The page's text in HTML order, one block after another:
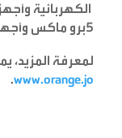
برو ماكس5
لمعرفة المزيد،
www.orange.jo
.